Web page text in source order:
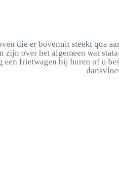
die er bovenuit steekt qua
zijn over het algemeen wat
een frietwagen bij huren of u